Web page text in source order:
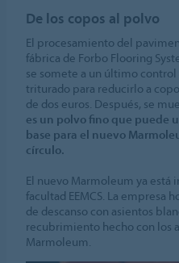
De los copos al polvo
El procesamiento del
fábrica de Forbo Flooring
se somete a un último
triturado para reducirlo a
de dos euros. Después, se
es un polvo fino que puede
base para el nuevo
círculo.
El nuevo Marmoleum ya está
facultad EEMCS. La empresa
de descanso con asientos
recubrimiento hecho con los
Marmoleum.